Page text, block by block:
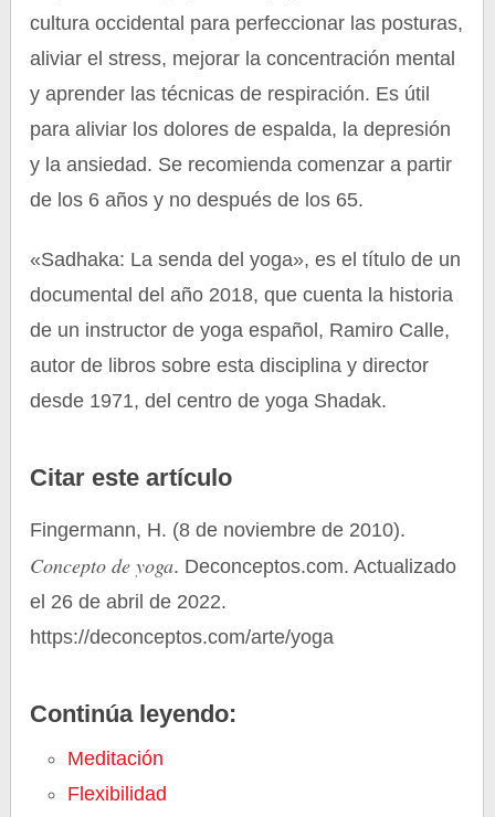
cultura occidental para perfeccionar las posturas,
aliviar el stress, mejorar la concentración mental
y aprender las técnicas de respiración. Es útil
para aliviar los dolores de espalda, la depresión
y la ansiedad. Se recomienda comenzar a partir
de los 6 años y no después de los 65.
«Sadhaka: La senda del yoga», es el título de un
documental del año 2018, que cuenta la historia
de un instructor de yoga español, Ramiro Calle,
autor de libros sobre esta disciplina y director
desde 1971, del centro de yoga Shadak.
Citar este artículo
Fingermann, H. (8 de noviembre de 2010).
Concepto de yoga. Deconceptos.com. Actualizado
el 26 de abril de 2022.
https://deconceptos.com/arte/yoga
Continúa leyendo:
Meditación
Flexibilidad